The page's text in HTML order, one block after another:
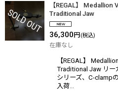
【REGAL】 Medallion
Traditional Jaw
36,300 円 (税込)
在庫なし
【REGAL】
Traditional Jaw リー
シリーズ、C-clamp
入荷…